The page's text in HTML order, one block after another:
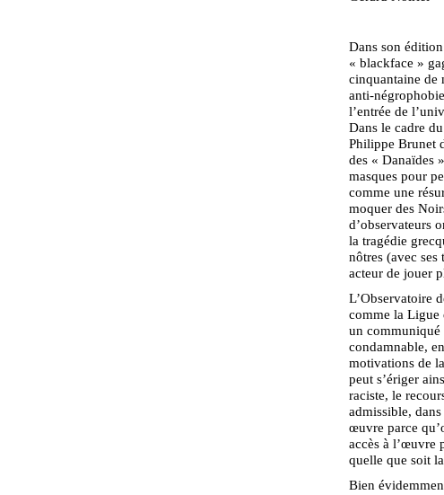
Dans son
« blackface »
cinquantaine de
anti-
l’entrée de
Dans le cadre
Philippe Brunet
des « Danaïdes
masques pour
comme une
moquer des
d’observateurs
la tragédie
nôtres (avec
acteur de jouer
L’Observatoire
comme la Ligue
un communiqué
condamnable,
motivations de
peut s’ériger
raciste, le
admissible,
œuvre parce
accès à l’œuvre
quelle que soit
Bien